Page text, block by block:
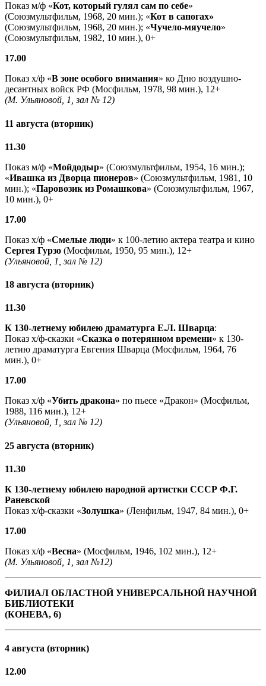
Показ м/ф «Кот, который гулял сам по себе»
(Союзмультфильм, 1968, 20 мин.); «Кот в сапогах»
(Союзмультфильм, 1968, 20 мин.); «Чучело-мяучело»
(Союзмультфильм, 1982, 10 мин.), 0+
17.00
Показ х/ф «В зоне особого внимания» ко Дню воздушно-
десантных войск РФ (Мосфильм, 1978, 98 мин.), 12+
(М. Ульяновой, 1, зал № 12)
11 августа (вторник)
11.30
Показ м/ф «Мойдодыр» (Союзмультфильм, 1954, 16 мин.);
«Ивашка из Дворца пионеров» (Союзмультфильм, 1981, 10
мин.); «Паровозик из Ромашкова» (Союзмультфильм, 1967,
10 мин.), 0+
17.00
Показ х/ф «Смелые люди» к 100-летию актера театра и кино
Сергея Гурзо (Мосфильм, 1950, 95 мин.), 12+
(Ульяновой, 1, зал № 12)
18 августа (вторник)
11.30
К 130-летнему юбилею драматурга Е.Л. Шварца:
Показ х/ф-сказки «Сказка о потерянном времени» к 130-
летию драматурга Евгения Шварца (Мосфильм, 1964, 76
мин.), 0+
17.00
Показ х/ф «Убить дракона» по пьесе «Дракон» (Мосфильм,
1988, 116 мин.), 12+
(Ульяновой, 1, зал № 12)
25 августа (вторник)
11.30
К 130-летнему юбилею народной артистки СССР Ф.Г.
Раневской
Показ х/ф-сказки «Золушка» (Ленфильм, 1947, 84 мин.), 0+
17.00
Показ х/ф «Весна» (Мосфильм, 1946, 102 мин.), 12+
(М. Ульяновой, 1, зал №12)
ФИЛИАЛ ОБЛАСТНОЙ УНИВЕРСАЛЬНОЙ НАУЧНОЙ
БИБЛИОТЕКИ
(КОНЕВА, 6)
4 августа (вторник)
12.00